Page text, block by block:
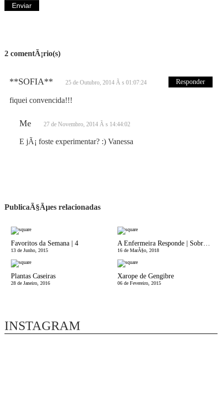
2 comentÃ¡rio(s)
**SOFIA** 25 de Outubro, 2014 Ã s 01:07:24 Responder
fiquei convencida!!!
Me 27 de Novembro, 2014 Ã s 14:44:02
E jÃ¡ foste experimentar? :) Vanessa
PublicaÃ§Ãµes relacionadas
Favoritos da Semana | 4
13 de Junho, 2015
A Enfermeira Responde | Sobre esta nova Vaga de Sarampo
16 de MarÃ§o, 2018
Plantas Caseiras
28 de Janeiro, 2016
Xarope de Gengibre
06 de Fevereiro, 2015
INSTAGRAM